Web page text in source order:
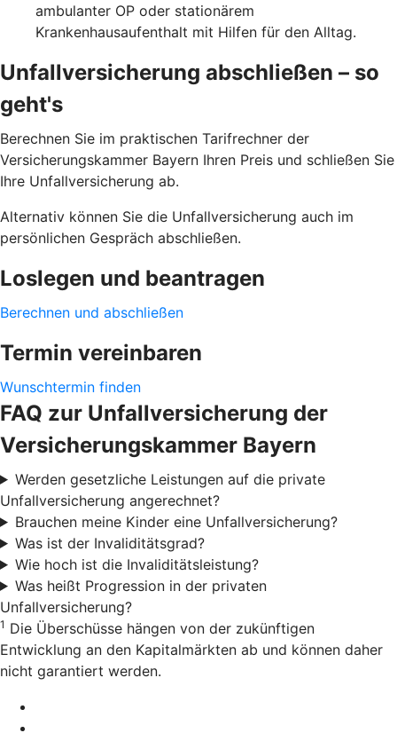
ambulanter OP oder stationärem
Krankenhausaufenthalt mit Hilfen für den Alltag.
Unfallversicherung abschließen – so
geht's
Berechnen Sie im praktischen Tarifrechner der
Versicherungskammer Bayern Ihren Preis und schließen Sie
Ihre Unfallversicherung ab.
Alternativ können Sie die Unfallversicherung auch im
persönlichen Gespräch abschließen.
Loslegen und beantragen
Berechnen und abschließen
Termin vereinbaren
Wunschtermin finden
FAQ zur Unfallversicherung der
Versicherungskammer Bayern
Werden gesetzliche Leistungen auf die private
Unfallversicherung angerechnet?
Brauchen meine Kinder eine Unfallversicherung?
Was ist der Invaliditätsgrad?
Wie hoch ist die Invaliditätsleistung?
Was heißt Progression in der privaten
Unfallversicherung?
1 Die Überschüsse hängen von der zukünftigen
Entwicklung an den Kapitalmärkten ab und können daher
nicht garantiert werden.